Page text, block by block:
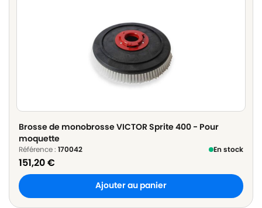
Brosse de monobrosse VICTOR Sprite 400 - Pour
moquette
Référence : 170042 En stock
151,20€
Ajouter au panier